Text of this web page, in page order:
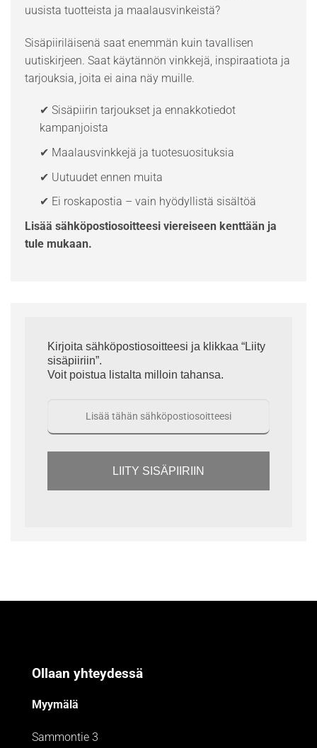
uusista tuotteista ja maalausvinkeistä?
Sisäpiiriläisenä saat enemmän kuin tavallisen
uutiskirjeen. Saat käytännön vinkkejä, inspiraatiota ja
tarjouksia, joita ei aina näy muille.
✔ Sisäpiirin tarjoukset ja ennakkotiedot
kampanjoista
✔ Maalausvinkkejä ja tuotesuosituksia
✔ Uutuudet ennen muita
✔ Ei roskapostia – vain hyödyllistä sisältöä
Lisää sähköpostiosoitteesi viereiseen kenttään ja
tule mukaan.
Kirjoita sähköpostiosoitteesi ja klikkaa “Liity
sisäpiiriin”.
Voit poistua listalta milloin tahansa.
LIITY SISÄPIIRIIN
Ollaan yhteydessä
Myymälä
Sammontie 3